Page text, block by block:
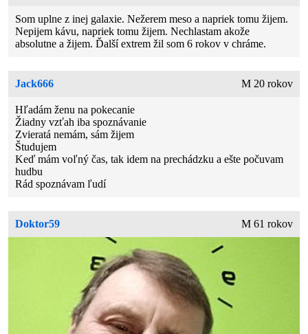
Som uplne z inej galaxie. Nežerem meso a napriek tomu žijem.
Nepijem kávu, napriek tomu žijem. Nechlastam akože
absolutne a žijem. Ďalší extrem žil som 6 rokov v chráme.
Jack666 M 20 rokov
Hľadám ženu na pokecanie
Žiadny vzťah iba spoznávanie
Zvieratá nemám, sám žijem
Študujem
Keď mám voľný čas, tak idem na prechádzku a ešte počuvam
hudbu
Rád spoznávam ľudí
Doktor59 M 61 rokov